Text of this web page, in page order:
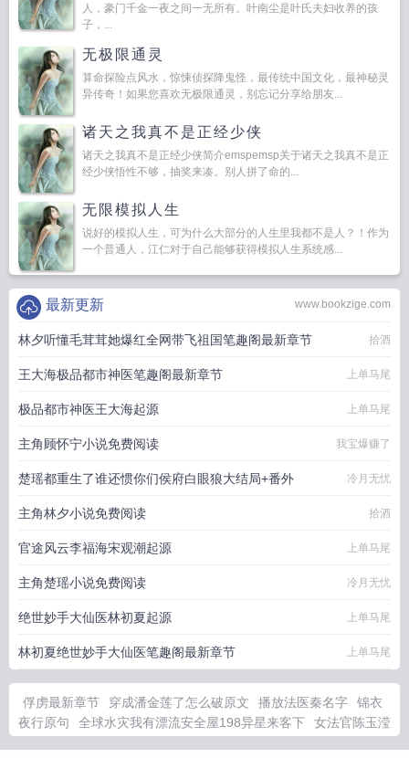
人，豪门千金一夜之间一无所有。叶南尘是叶氏夫妇收养的孩
子，...
无极限通灵
算命探险点风水，惊悚侦探降鬼怪，最传统中国文化，最神秘灵
异传奇！如果您喜欢无极限通灵，别忘记分享给朋友...
诸天之我真不是正经少侠
诸天之我真不是正经少侠简介emspemsp关于诸天之我真不是正
经少侠悟性不够，抽奖来凑。别人拼了命的...
无限模拟人生
说好的模拟人生，可为什么大部分的人生里我都不是人？！作为
一个普通人，江仁对于自己能够获得模拟人生系统感...
www.bookzige.com
最新更新
林夕听懂毛茸茸她爆红全网带飞祖国笔趣阁最新章节 拾酒
王大海极品都市神医笔趣阁最新章节 上单马尾
极品都市神医王大海起源 上单马尾
主角顾怀宁小说免费阅读 我宝爆赚了
楚瑶都重生了谁还惯你们侯府白眼狼大结局+番外 冷月无忧
主角林夕小说免费阅读 拾酒
官途风云李福海宋观潮起源 上单马尾
主角楚瑶小说免费阅读 冷月无忧
绝世妙手大仙医林初夏起源 上单马尾
林初夏绝世妙手大仙医笔趣阁最新章节 上单马尾
俘虏最新章节 穿成潘金莲了怎么破原文 播放法医秦名字
锦衣
夜行原句
全球水灾我有漂流安全屋198异星来客下
女法官陈玉滢